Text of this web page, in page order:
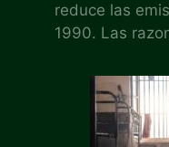
reduce las
1990. Las